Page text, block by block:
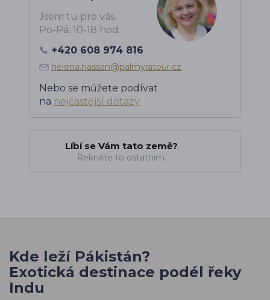
Jsem tu pro vás.
Po-Pá: 10-18 hod.
+420 608 974 816
helena.hassan@palmyratour.cz
Nebo se můžete podívat
na nejčastější dotazy
Líbí se Vám tato země?
Řekněte to ostatním.
Kde leží Pákistán?
Exotická destinace podél řeky
Indu